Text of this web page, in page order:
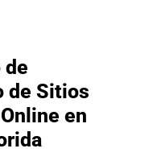
de
de Sitios
en